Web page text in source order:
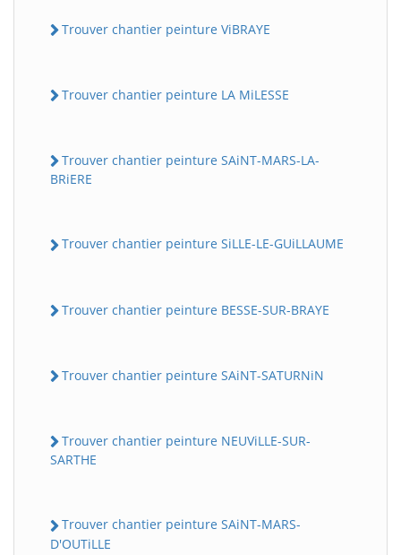
Trouver chantier peinture ViBRAYE
Trouver chantier peinture LA MiLESSE
Trouver chantier peinture SAiNT-MARS-LA-
BRiERE
Trouver chantier peinture SiLLE-LE-GUiLLAUME
Trouver chantier peinture BESSE-SUR-BRAYE
Trouver chantier peinture SAiNT-SATURNiN
Trouver chantier peinture NEUViLLE-SUR-
SARTHE
Trouver chantier peinture SAiNT-MARS-
D'OUTiLLE